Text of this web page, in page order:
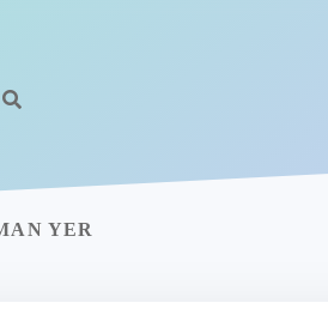
YER